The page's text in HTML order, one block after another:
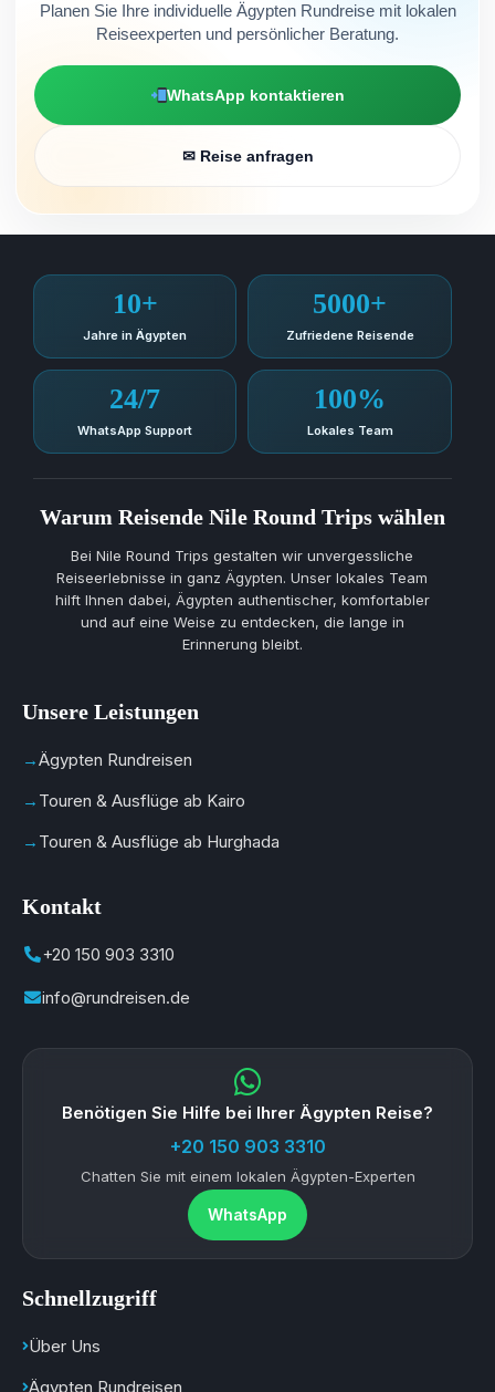
Planen Sie Ihre individuelle Ägypten Rundreise mit lokalen
Reiseexperten und persönlicher Beratung.
WhatsApp kontaktieren
✉ Reise anfragen
10+
Jahre in Ägypten
5000+
Zufriedene Reisende
24/7
WhatsApp Support
100%
Lokales Team
Warum Reisende Nile Round Trips wählen
Bei Nile Round Trips gestalten wir unvergessliche
Reiseerlebnisse in ganz Ägypten. Unser lokales Team
hilft Ihnen dabei, Ägypten authentischer, komfortabler
und auf eine Weise zu entdecken, die lange in
Erinnerung bleibt.
Unsere Leistungen
Ägypten Rundreisen
Touren & Ausflüge ab Kairo
Touren & Ausflüge ab Hurghada
Kontakt
+20 150 903 3310
info@rundreisen.de
Benötigen Sie Hilfe bei Ihrer Ägypten Reise?
+20 150 903 3310
Chatten Sie mit einem lokalen Ägypten-Experten
WhatsApp
Schnellzugriff
Über Uns
Ägypten Rundreisen